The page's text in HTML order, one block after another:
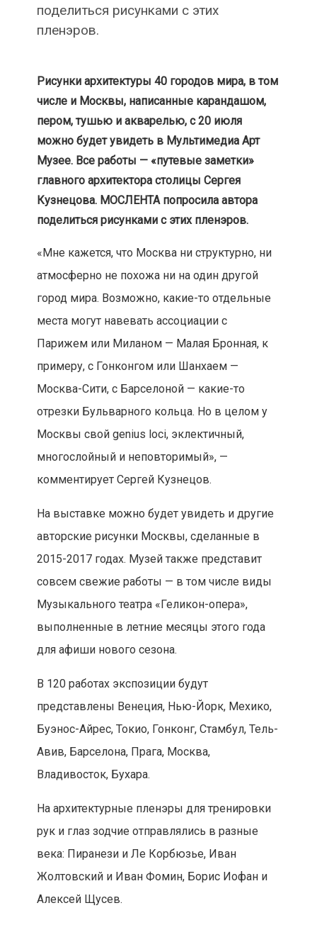
поделиться рисунками с этих
пленэров.
Рисунки архитектуры 40 городов мира, в том
числе и Москвы, написанные карандашом,
пером, тушью и акварелью, с 20 июля
можно будет увидеть в Мультимедиа Арт
Музее. Все работы — «путевые заметки»
главного архитектора столицы Сергея
Кузнецова. МОСЛЕНТА попросила автора
поделиться рисунками с этих пленэров.
«Мне кажется, что Москва ни структурно, ни
атмосферно не похожа ни на один другой
город мира. Возможно, какие-то отдельные
места могут навевать ассоциации с
Парижем или Миланом — Малая Бронная, к
примеру, с Гонконгом или Шанхаем —
Москва-Сити, с Барселоной — какие-то
отрезки Бульварного кольца. Но в целом у
Москвы свой genius loci, эклектичный,
многослойный и неповторимый», —
комментирует Сергей Кузнецов.
На выставке можно будет увидеть и другие
авторские рисунки Москвы, сделанные в
2015-2017 годах. Музей также представит
совсем свежие работы — в том числе виды
Музыкального театра «Геликон-опера»,
выполненные в летние месяцы этого года
для афиши нового сезона.
В 120 работах экспозиции будут
представлены Венеция, Нью-Йорк, Мехико,
Буэнос-Айрес, Токио, Гонконг, Стамбул, Тель-
Авив, Барселона, Прага, Москва,
Владивосток, Бухара.
На архитектурные пленэры для тренировки
рук и глаз зодчие отправлялись в разные
века: Пиранези и Ле Корбюзье, Иван
Жолтовский и Иван Фомин, Борис Иофан и
Алексей Щусев.